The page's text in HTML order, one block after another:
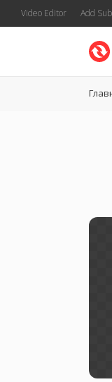
Video Editor Add